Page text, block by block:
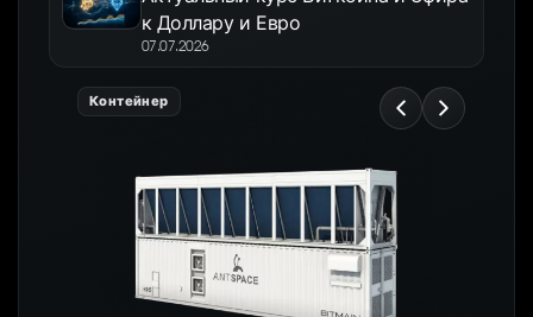
к Доллару и Евро
07.07.2026
Контейнер